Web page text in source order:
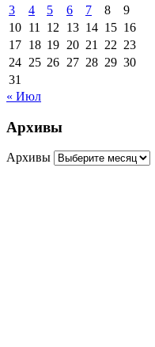
3
4 5 6 7 8
9
10 11 12 13 14 15 16
17 18 19 20 21 22 23
24 25 26 27 28 29 30
31
« Июл
Архивы
Архивы